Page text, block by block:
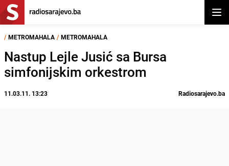
/ METROMAHALA / METROMAHALA
Nastup Lejle Jusić sa Bursa
simfonijskim orkestrom
11.03.11. 13:23 Radiosarajevo.ba